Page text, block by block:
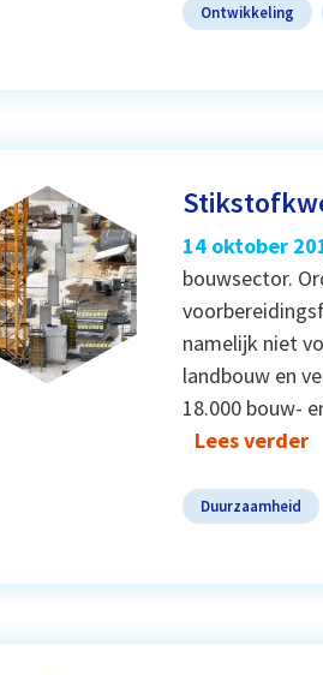
Ontwikkeling
14 oktober
bouwsector.
namelijk niet
landbouw en
18.000 bouw-
Lees verder
Duurzaamheid